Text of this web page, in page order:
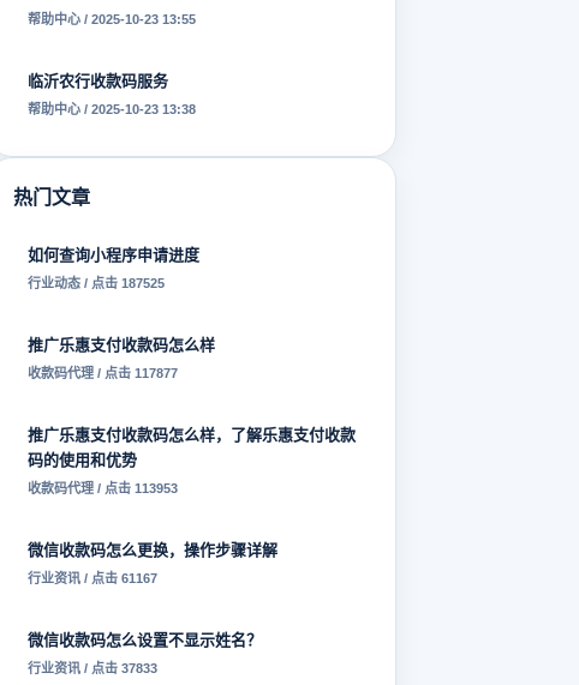
帮助中心 / 2025-10-23 13:55
临沂农行收款码服务
帮助中心 / 2025-10-23 13:38
热门文章
如何查询小程序申请进度
行业动态 / 点击 187525
推广乐惠支付收款码怎么样
收款码代理 / 点击 117877
推广乐惠支付收款码怎么样，了解乐惠支付收款
码的使用和优势
收款码代理 / 点击 113953
微信收款码怎么更换，操作步骤详解
行业资讯 / 点击 61167
微信收款码怎么设置不显示姓名？
行业资讯 / 点击 37833